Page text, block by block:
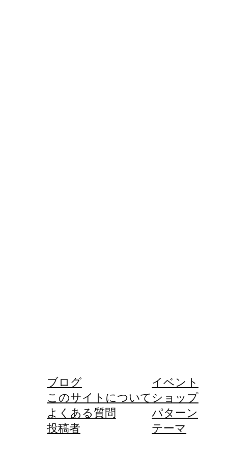
ブログ
このサイトについて
よくある質問
投稿者
イベント
ショップ
パターン
テーマ